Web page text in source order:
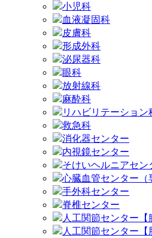
小児科
血液凝固科
皮膚科
形成外科
泌尿器科
眼科
放射線科
麻酔科
リハビリテーション
救急科
消化器センター
内視鏡センター
そけいヘルニアセン
心臓血管センター（
手外科センター
脊椎センター
人工関節センター【
人工関節センター【